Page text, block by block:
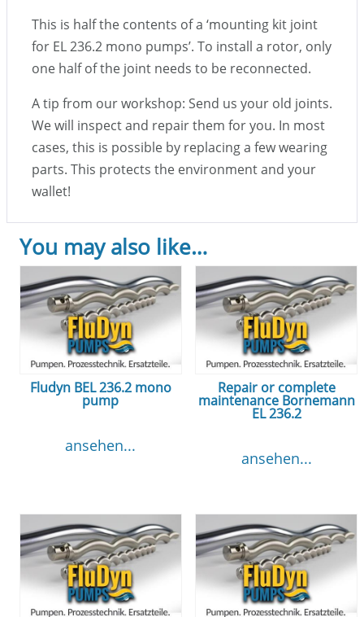
This is half the contents of a ‘mounting kit joint
for EL 236.2 mono pumps’. To install a rotor, only
one half of the joint needs to be reconnected.
A tip from our workshop: Send us your old joints.
We will inspect and repair them for you. In most
cases, this is possible by replacing a few wearing
parts. This protects the environment and your
wallet!
You may also like…
Fludyn BEL 236.2 mono
pump
ansehen...
Repair or complete
maintenance Bornemann
EL 236.2
ansehen...